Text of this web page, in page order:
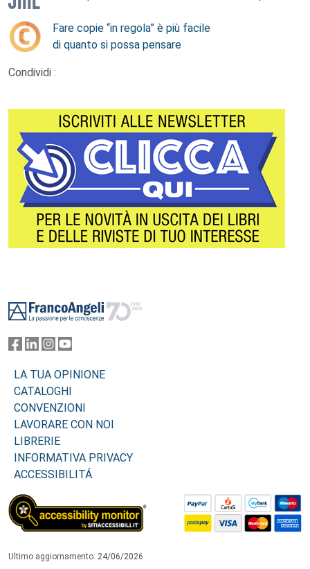
Fare copie “in regola” è più facile
di quanto si possa pensare
Condividi :
LA TUA OPINIONE
CATALOGHI
CONVENZIONI
LAVORARE CON NOI
LIBRERIE
INFORMATIVA PRIVACY
ACCESSIBILITÁ
Ultimo aggiornamento: 24/06/2026